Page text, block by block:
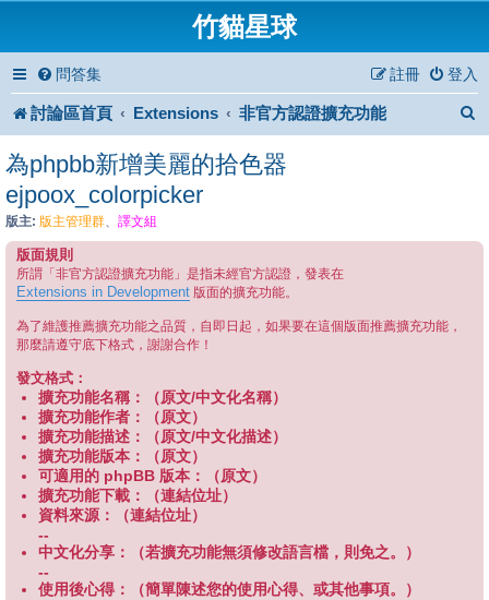
竹貓星球
問答集 登入
註冊
討論區首頁 Extensions 非官方認證擴充功能
為phpbb新增美麗的拾色器
ejpoox_colorpicker
版主: 版主管理群、 譯文組
版面規則
所謂「非官方認證擴充功能」是指未經官方認證，發表在
Extensions in Development 版面的擴充功能。
為了維護推薦擴充功能之品質，自即日起，如果要在這個版面推薦擴充功能，
那麼請遵守底下格式，謝謝合作！
發文格式：
擴充功能名稱：（原文/中文化名稱）
擴充功能作者：（原文）
擴充功能描述：（原文/中文化描述）
擴充功能版本：（原文）
可適用的 phpBB 版本：（原文）
擴充功能下載：（連結位址）
資料來源：（連結位址）
--
中文化分享：（若擴充功能無須修改語言檔，則免之。）
--
使用後心得：（簡單陳述您的使用心得、或其他事項。）